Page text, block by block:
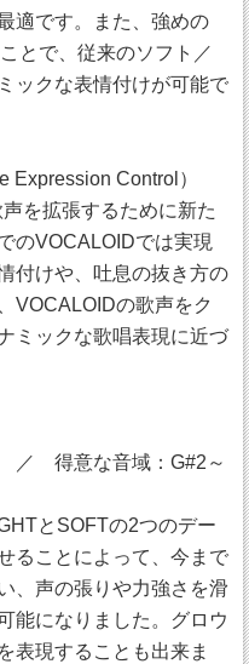
適です。また、強めの
とで、従来のソフト／
ックな表情付けが可能で
Expression Control）
を拡張するために新た
のVOCALOIDでは実現
付けや、吐息の抜き方の
VOCALOIDの歌声をク
ミックな歌唱表現に近づ
／ 得意な音域：G#2～
とSOFTの2つのデー
ることによって、今まで
、声の張りや力強さを滑
能になりました。グロウ
表現することも出来ま